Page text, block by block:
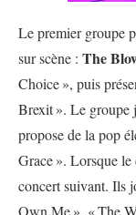
Le premier groupe
sur scène : The
Choice», puis
Brexit». Le groupe
propose de la pop
Grace». Lorsque le
concert suivant. Ils
Own Me», «The